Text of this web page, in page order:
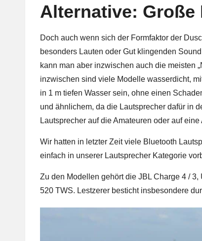
Alternative:
Doch auch wenn sich der Formfaktor der
besonders Lauten oder Gut klingenden
kann man aber inzwischen auch die meisten
inzwischen sind viele Modelle wasserdicht,
in 1 m tiefen Wasser sein, ohne einen
und ähnlichem, da die Lautsprecher dafür in
Lautsprecher auf die Amateuren oder auf
Wir hatten in letzter Zeit viele Bluetooth
einfach in unserer Lautsprecher Kategorie
Zu den Modellen gehört die JBL Charge 4 / 3,
520 TWS. Lestzerer besticht insbesondere